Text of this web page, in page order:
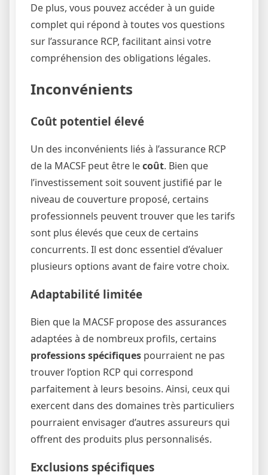
De plus, vous pouvez accéder à un guide
complet qui répond à toutes vos questions
sur l’assurance RCP, facilitant ainsi votre
compréhension des obligations légales.
Inconvénients
Coût potentiel élevé
Un des inconvénients liés à l’assurance RCP
de la MACSF peut être lecoût. Bien que
l’investissement soit souvent justifié par le
niveau de couverture proposé, certains
professionnels peuvent trouver que les tarifs
sont plus élevés que ceux de certains
concurrents. Il est donc essentiel d’évaluer
plusieurs options avant de faire votre choix.
Adaptabilité limitée
Bien que la MACSF propose des assurances
adaptées à de nombreux profils, certains
professions spécifiques pourraient ne pas
trouver l’option RCP qui correspond
parfaitement à leurs besoins. Ainsi, ceux qui
exercent dans des domaines très particuliers
pourraient envisager d’autres assureurs qui
offrent des produits plus personnalisés.
Exclusions spécifiques